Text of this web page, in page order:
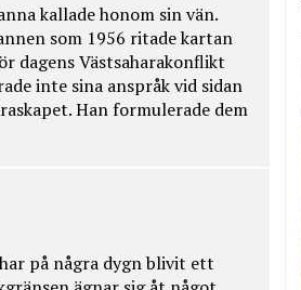
kallade honom sin vän.
som 1956 ritade kartan
dagens Västsaharakonflikt
inte sina anspråk vid sidan
Han formulerade dem
har på några dygn blivit ett